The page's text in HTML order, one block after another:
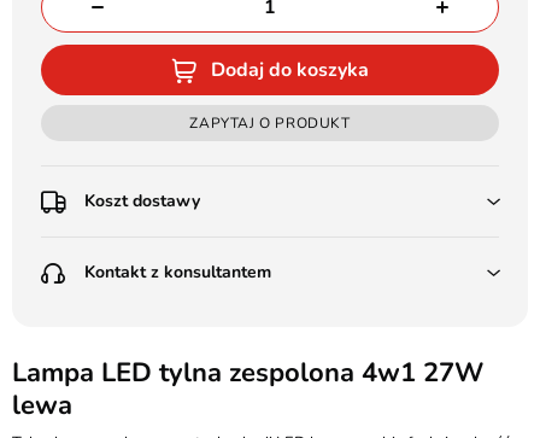
Dodaj do koszyka
ZAPYTAJ O PRODUKT
Koszt dostawy
Poczta Polska Kurier 48H - 11 zł
(od 1000 zł dla gabarytów, nie dotyczy produktów 3m)
Kontakt z konsultantem
Batalionów Chłopskich 12, 94-058 Łódź
Lampa LED tylna zespolona 4w1 27W
lewa